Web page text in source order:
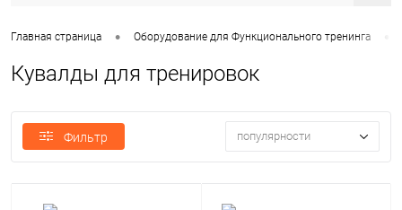
Главная страница • Оборудование для Функционального тренинга
Кувалды для тренировок
Фильтр популярности